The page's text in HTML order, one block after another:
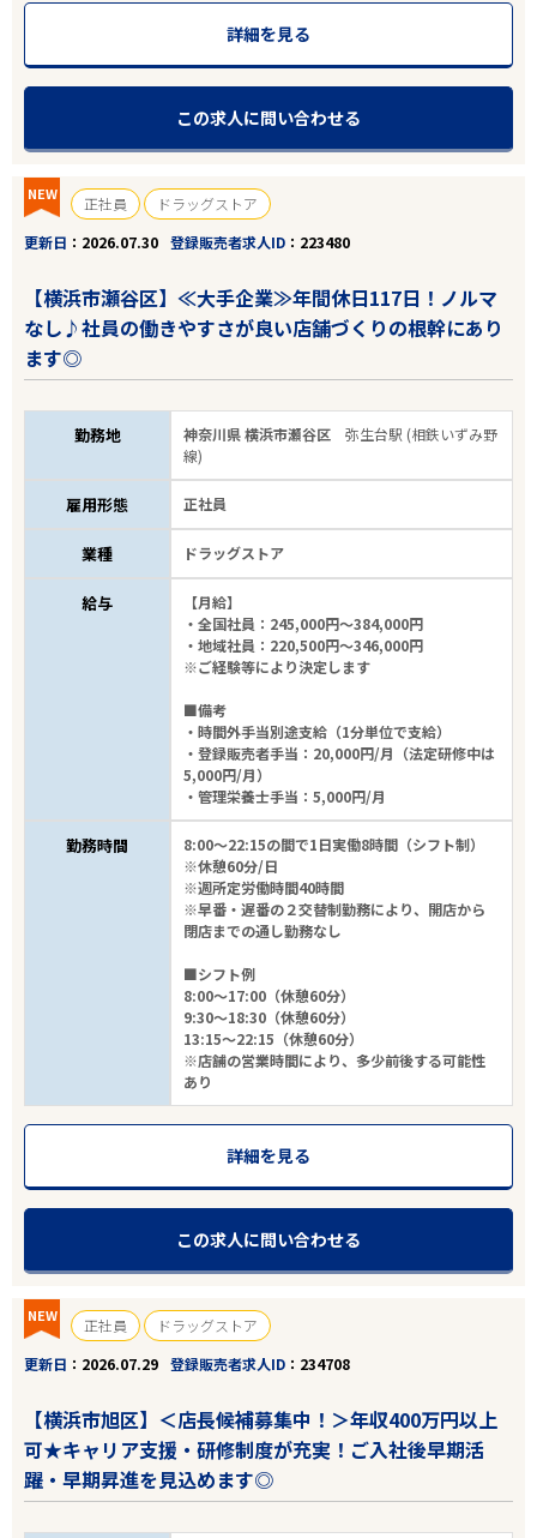
詳細を見る
この求人に問い合わせる
NEW 正社員
ドラッグストア
更新日
2026.07.30 登録販売者求人ID 223480
【横浜市瀬谷区】≪大手企業≫年間休日117日！ノルマ
なし♪社員の働きやすさが良い店舗づくりの根幹にあり
ます◎
勤務地 神奈川県 横浜市瀬谷区弥生台駅 (相鉄いずみ野
線)
雇用形態 正社員
業種 ドラッグストア
給与
【月給】
・全国社員：245,000円～384,000円
・地域社員：220,500円～346,000円
※ご経験等により決定します
■備考
・時間外手当別途支給（1分単位で支給）
・登録販売者手当：20,000円/月（法定研修中は
5,000円/月）
・管理栄養士手当：5,000円/月
勤務時間
8:00～22:15の間で1日実働8時間（シフト制）
※休憩60分/日
※週所定労働時間40時間
※早番・遅番の２交替制勤務により、開店から
閉店までの通し勤務なし
■シフト例
8:00～17:00（休憩60分）
9:30～18:30（休憩60分）
13:15～22:15（休憩60分）
※店舗の営業時間により、多少前後する可能性
あり
詳細を見る
この求人に問い合わせる
NEW 正社員
ドラッグストア
更新日
2026.07.29 登録販売者求人ID 234708
【横浜市旭区】＜店長候補募集中！＞年収400万円以上
可★キャリア支援・研修制度が充実！ご入社後早期活
躍・早期昇進を見込めます◎